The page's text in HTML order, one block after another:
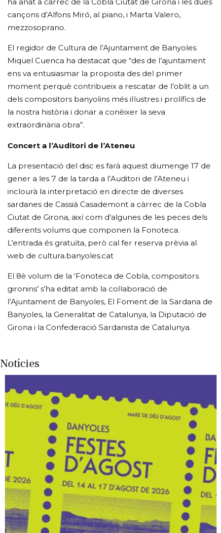
cançons d’Alfons Miró, al piano, i Marta Valero,
mezzosoprano.
El regidor de Cultura de l’Ajuntament de Banyoles
Miquel Cuenca ha destacat que “des de l’ajuntament
ens va entusiasmar la proposta des del primer
moment perquè contribueix a rescatar de l’oblit a un
dels compositors banyolins més il·lustres i prolífics de
la nostra història i donar a conèixer la seva
extraordinària obra”.
Concert a l’Auditori de l’Ateneu
La presentació del disc es farà aquest diumenge 17 de
gener a les 7 de la tarda a l’Auditori de l’Ateneu i
inclourà la interpretació en directe de diverses
sardanes de Cassià Casademont a càrrec de la Cobla
Ciutat de Girona, així com d’algunes de les peces dels
diferents volums que componen la Fonoteca.
L’entrada és gratuïta, però cal fer reserva prèvia al
web de cultura.banyoles.cat
El 8è volum de la ‘Fonoteca de Cobla, compositors
gironins’ s’ha editat amb la col·laboració de
l’Ajuntament de Banyoles, El Foment de la Sardana de
Banyoles, la Generalitat de Catalunya, la Diputació de
Girona i la Confederació Sardanista de Catalunya.
Notícies